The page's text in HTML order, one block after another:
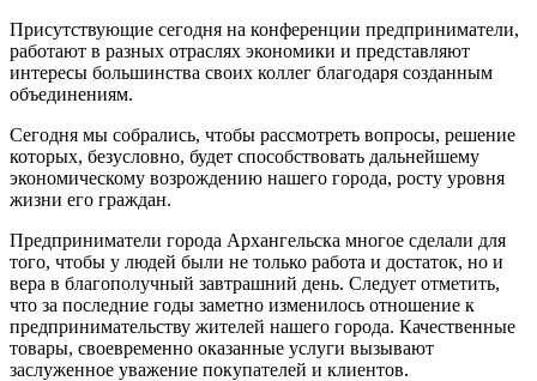
Присутствующие сегодня на конференции предприниматели,
работают в разных отраслях экономики и представляют
интересы большинства своих коллег благодаря созданным
объединениям.
Сегодня мы собрались, чтобы рассмотреть вопросы, решение
которых, безусловно, будет способствовать дальнейшему
экономическому возрождению нашего города, росту уровня
жизни его граждан.
Предприниматели города Архангельска многое сделали для
того, чтобы у людей были не только работа и достаток, но и
вера в благополучный завтрашний день. Следует отметить,
что за последние годы заметно изменилось отношение к
предпринимательству жителей нашего города. Качественные
товары, своевременно оказанные услуги вызывают
заслуженное уважение покупателей и клиентов.